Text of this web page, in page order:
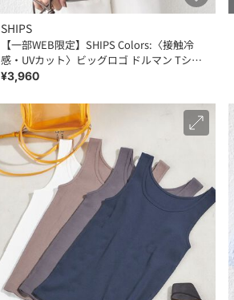
SHIPS
【一部WEB限定】SHIPS Colors:〈接触冷
感・UVカット〉ビッグロゴ ドルマン Tシャ
ツ◇
¥3,960